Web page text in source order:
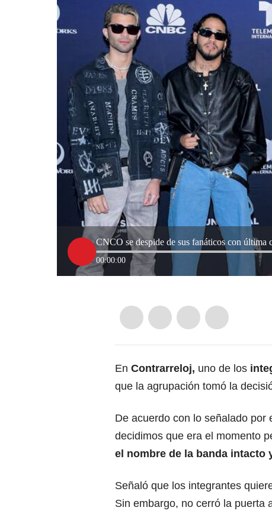
CNCO se despide de sus fanáticos con última
00:00:00
En Contrarreloj, uno de los
que la agrupación tomó la
De acuerdo con lo señalado por
decidimos que era el momento
el nombre de la banda intacto
Señaló que los integrantes
Sin embargo, no cerró la puerta